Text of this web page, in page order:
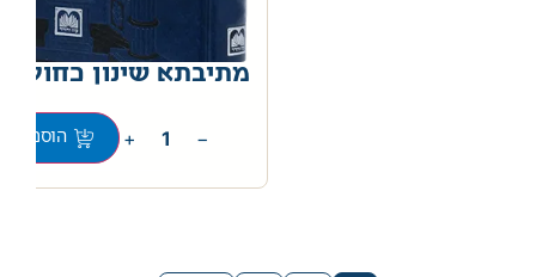
מתיבתא שינון כחול
−
+ הוספה